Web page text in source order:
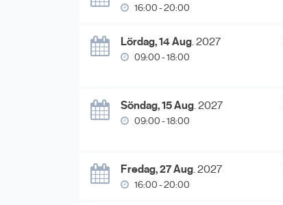
16:00 - 20:00
Lördag, 14 Aug. 2027
09:00 - 18:00
Söndag, 15 Aug. 2027
09:00 - 18:00
Fredag, 27 Aug. 2027
16:00 - 20:00